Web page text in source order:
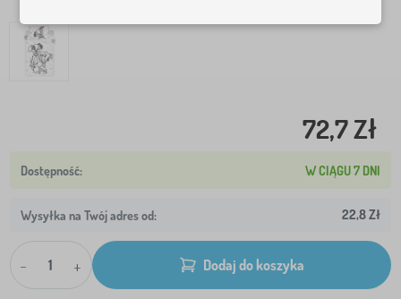
72,7 Zł
W CIĄGU 7 DNI
Wysyłka na Twój adres od: 22,8 Zł
- + Dodaj do koszyka